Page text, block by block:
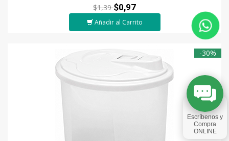
$1,39$0,97
Añadir al Carrito
-30%